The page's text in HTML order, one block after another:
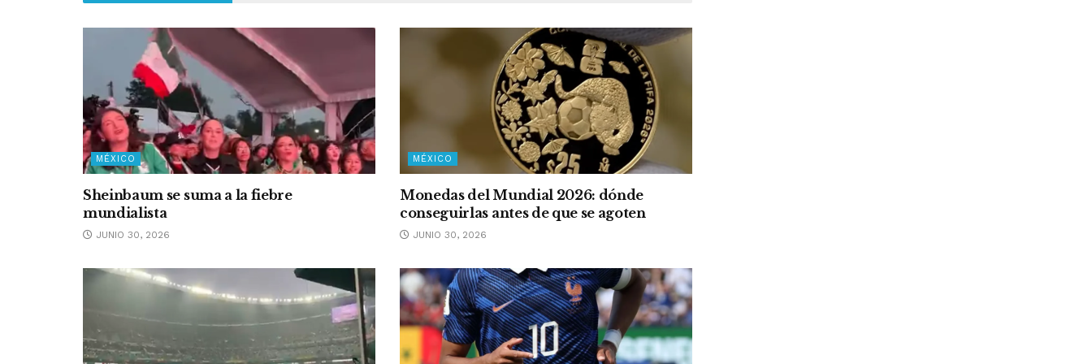
MÉXICO
Sheinbaum se suma a la fiebre
mundialista
JUNIO 30, 2026
MÉXICO
Monedas del Mundial 2026: dónde
conseguirlas antes de que se agoten
JUNIO 30, 2026